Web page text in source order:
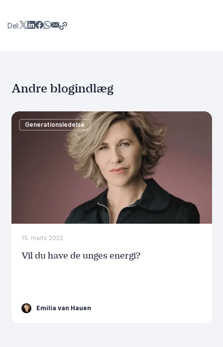
Del:
Andre blogindlæg
15. marts 2022
Vil du have de unges energi?
Generationsledelse
Emilia van Hauen